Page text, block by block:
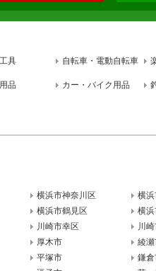
具 自転車・電動自転車
品 カー・バイク用品
横浜市神奈川区
横
横浜市鶴見区
横
川崎市幸区
川
厚木市
綾
平塚市
鎌